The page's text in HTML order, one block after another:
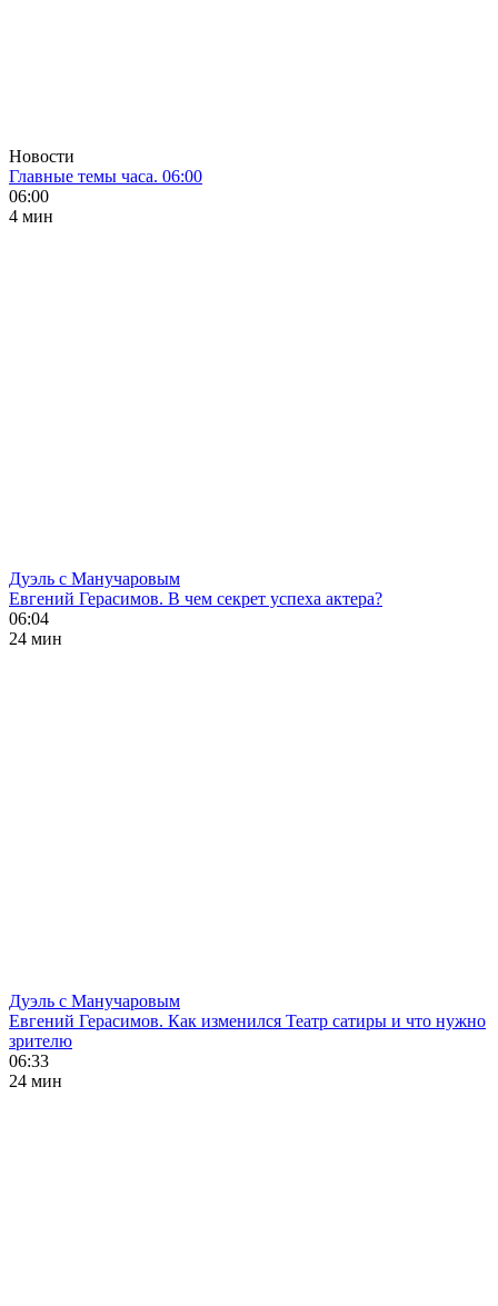
Новости
Главные темы часа. 06:00
06:00
4 мин
Дуэль с Манучаровым
Евгений Герасимов. В чем секрет успеха актера?
06:04
24 мин
Дуэль с Манучаровым
Евгений Герасимов. Как изменился Театр сатиры и что нужно
зрителю
06:33
24 мин